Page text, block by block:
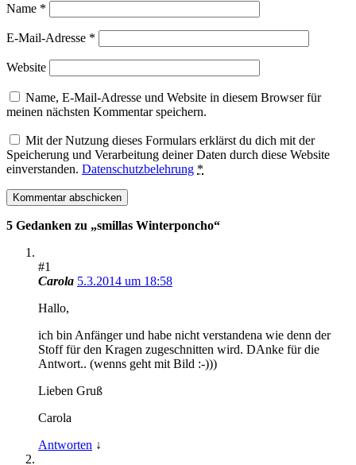
Name *
E-Mail-Adresse *
Website
Name, E-Mail-Adresse und Website in diesem Browser für
meinen nächsten Kommentar speichern.
Mit der Nutzung dieses Formulars erklärst du dich mit der
Speicherung und Verarbeitung deiner Daten durch diese Website
einverstanden. Datenschutzbelehrung *
5 Gedanken zu „smillas Winterponcho“
#1
Carola 5.3.2014 um 18:58
Hallo,
ich bin Anfänger und habe nicht verstandena wie denn der
Stoff für den Kragen zugeschnitten wird. DAnke für die
Antwort.. (wenns geht mit Bild :-)))
Lieben Gruß
Carola
Antworten ↓